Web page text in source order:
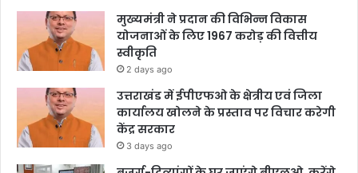
मुख्यमंत्री ने प्रदान की विभिन्न विकास
योजनाओं के लिए 1967 करोड़ की वित्तीय
स्वीकृति
2 days ago
उत्तराखंड में ईपीएफओ के क्षेत्रीय एवं जिला
कार्यालय खोलने के प्रस्ताव पर विचार करेगी
केंद्र सरकार
3 days ago